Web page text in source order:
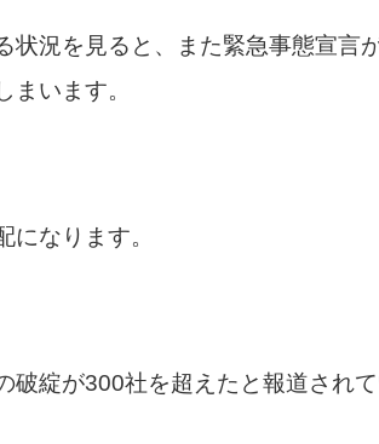
状況を見ると、また緊急事態宣言
まいます。
なります。
綻が300社を超えたと報道されて